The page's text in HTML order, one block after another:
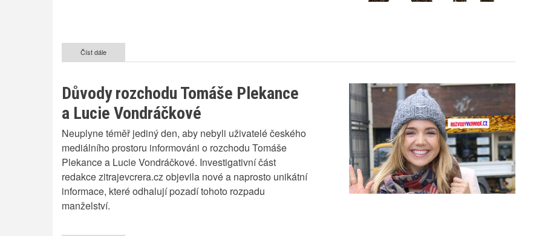
Číst dále
Jeskynní
nový
model
vzdělávání
Důvody rozchodu Tomáše Plekance
a Lucie Vondráčkové
Neuplyne téměř jediný den, aby nebyli uživatelé českého
mediálního prostoru informováni o rozchodu Tomáše
Plekance a Lucie Vondráčkové. Investigativní část
redakce zitrajevcrera.cz objevila nové a naprosto unikátní
informace, které odhalují pozadí tohoto rozpadu
manželství.